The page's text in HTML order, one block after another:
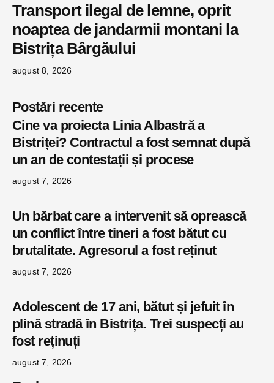
Transport ilegal de lemne, oprit
noaptea de jandarmii montani la
Bistrița Bârgăului
august 8, 2026
Postări recente
Cine va proiecta Linia Albastră a
Bistriței? Contractul a fost semnat după
un an de contestații și procese
august 7, 2026
Un bărbat care a intervenit să oprească
un conflict între tineri a fost bătut cu
brutalitate. Agresorul a fost reținut
august 7, 2026
Adolescent de 17 ani, bătut și jefuit în
plină stradă în Bistrița. Trei suspecți au
fost reținuți
august 7, 2026